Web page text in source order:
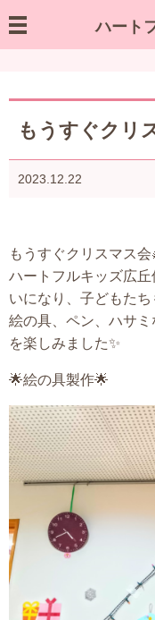
ハート
園の様子／お
もうすぐクリ
2023.12.22
もうすぐクリスマス会
ハートフルキッズ広
いになり、子どもた
絵の具、ペン、ハサ
を楽しみました✨
🌟絵の具製作🌟